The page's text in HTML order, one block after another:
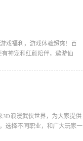
戏福利，游戏体验超爽！百
神宠和红颜陪伴，遨游仙
3D浪漫武侠世界，为大家提供
选择不同职业，和广大玩家一